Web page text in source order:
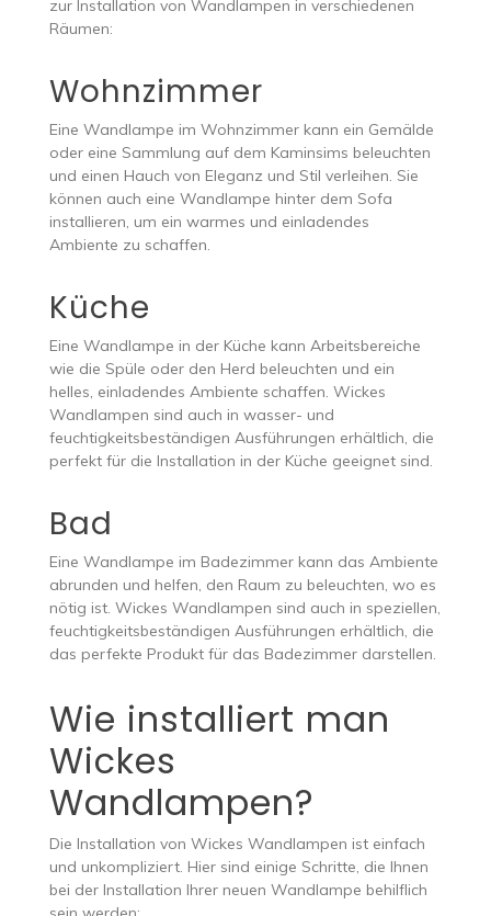
zur Installation von Wandlampen in verschiedenen
Räumen:
Wohnzimmer
Eine Wandlampe im Wohnzimmer kann ein Gemälde
oder eine Sammlung auf dem Kaminsims beleuchten
und einen Hauch von Eleganz und Stil verleihen. Sie
können auch eine Wandlampe hinter dem Sofa
installieren, um ein warmes und einladendes
Ambiente zu schaffen.
Küche
Eine Wandlampe in der Küche kann Arbeitsbereiche
wie die Spüle oder den Herd beleuchten und ein
helles, einladendes Ambiente schaffen. Wickes
Wandlampen sind auch in wasser- und
feuchtigkeitsbeständigen Ausführungen erhältlich, die
perfekt für die Installation in der Küche geeignet sind.
Bad
Eine Wandlampe im Badezimmer kann das Ambiente
abrunden und helfen, den Raum zu beleuchten, wo es
nötig ist. Wickes Wandlampen sind auch in speziellen,
feuchtigkeitsbeständigen Ausführungen erhältlich, die
das perfekte Produkt für das Badezimmer darstellen.
Wie installiert man
Wickes
Wandlampen?
Die Installation von Wickes Wandlampen ist einfach
und unkompliziert. Hier sind einige Schritte, die Ihnen
bei der Installation Ihrer neuen Wandlampe behilflich